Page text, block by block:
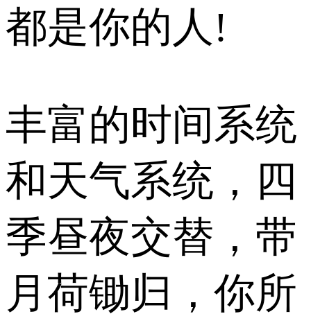
都是你的人!
丰富的时间系统
和天气系统，四
季昼夜交替，带
月荷锄归，你所